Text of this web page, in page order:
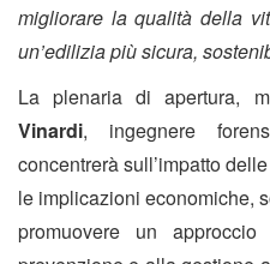
migliorare la qualità della
un’edilizia più sicura,
La plenaria di apertura,
Vinardi, ingegnere
concentrerà sull’impatto
le implicazioni economiche,
promuovere un